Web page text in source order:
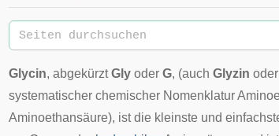
Glycin, abgekürztGly oder G, (auch Glyzin oder
systematischer chemischer Nomenklatur
Aminoethansäure), ist die kleinste und